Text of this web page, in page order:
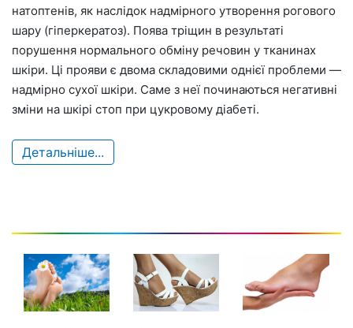
натоптенів, як наслідок надмірного утворення рогового
шару (гіперкератоз). Поява тріщин в результаті
порушення нормального обміну речовин у тканинах
шкіри. Ці прояви є двома складовими однієї проблеми —
надмірно сухої шкіри. Саме з неї починаються негативні
зміни на шкірі стоп при цукровому діабеті.
Детальніше...